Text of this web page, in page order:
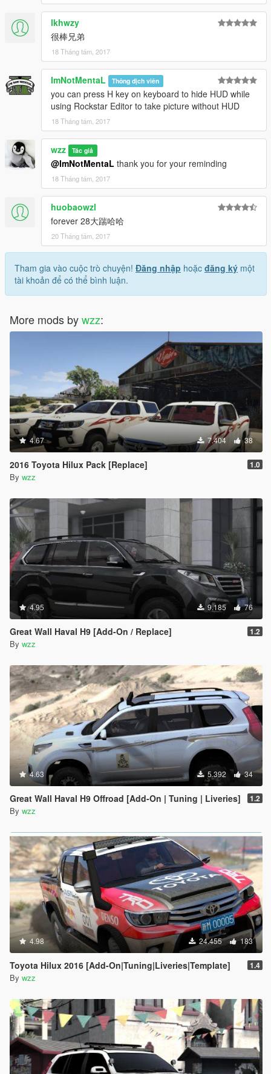
lkhwzy
很棒兄弟
18 Tháng tám, 2017
ImNotMentaL Thông dịch viên
you can press H key on keyboard to hide HUD while
using Rockstar Editor to take picture without HUD
18 Tháng tám, 2017
wzz Tác giả
@ImNotMentaL thank you for your reminding
18 Tháng tám, 2017
huobaowzl
forever 28大踹哈哈
20 Tháng tám, 2017
Tham gia vào cuộc trò chuyện! Đăng nhập hoặc đăng ký một
tài khoản để có thể bình luận.
More mods bywzz:
4.67 7.404 38
2016 Toyota Hilux Pack [Replace] 1.0
By wzz
4.95 9.185 76
Great Wall Haval H9 [Add-On / Replace] 1.2
By wzz
4.63 5.392 34
Great Wall Haval H9 Offroad [Add-On | Tuning | Liveries] 1.2
By wzz
4.98 24.455 183
Toyota Hilux 2016 [Add-On|Tuning|Liveries|Template] 1.4
By wzz